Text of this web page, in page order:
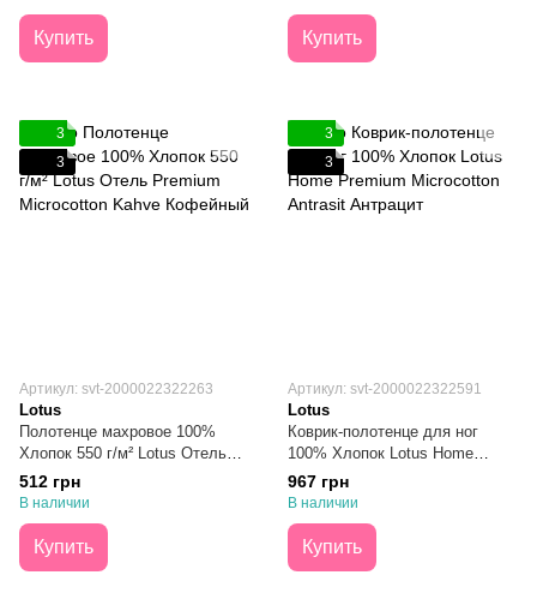
Купить Купить
3
3
Артикул: svt-2000022322263
Lotus
Полотенце махровое 100%
Хлопок 550 г/м² Lotus Отель
Premium Microcotton Kahve
Кофейное 50х90
512 грн
В наличии
Купить
3
3
Артикул: svt-2000022322591
Lotus
Коврик-полотенце для ног
100% Хлопок Lotus Home
Premium Microcotton Antrasit
Антрацит 50х70
967 грн
В наличии
Купить